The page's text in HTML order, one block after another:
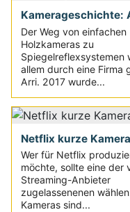
Kamerageschichte:
Der Weg von einfachen
Holzkameras zu
Spiegelreflexsystemen
allem durch eine Firma
Arri. 2017 wurde...
Netflix kurze
Wer für Netflix
möchte, sollte eine der
Streaming-Anbieter
zugelassenenen
Kameras sind...